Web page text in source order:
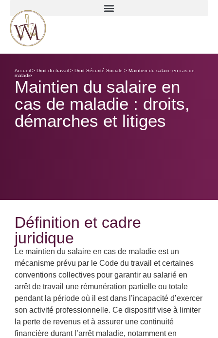
Accueil > Droit du travail > Droit Sécurité Sociale > Maintien du salaire en cas de
maladie
Maintien du salaire en
cas de maladie : droits,
démarches et litiges
Définition et cadre
juridique
Le maintien du salaire en cas de maladie est un
mécanisme prévu par le Code du travail et certaines
conventions collectives pour garantir au salarié en
arrêt de travail une rémunération partielle ou totale
pendant la période où il est dans l’incapacité d’exercer
son activité professionnelle. Ce dispositif vise à limiter
la perte de revenus et à assurer une continuité
financière durant l’arrêt maladie, notamment en